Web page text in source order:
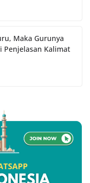
Maka Gurunya
Penjelasan Kalimat